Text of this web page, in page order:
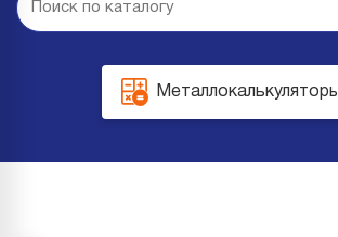
Металлокалькуляторы